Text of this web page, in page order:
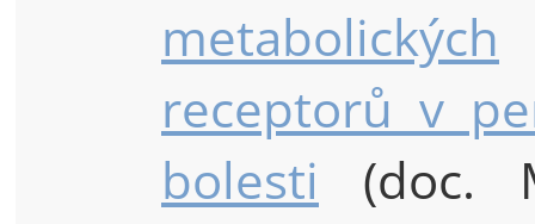
metabolických
receptorů v
bolesti (doc.